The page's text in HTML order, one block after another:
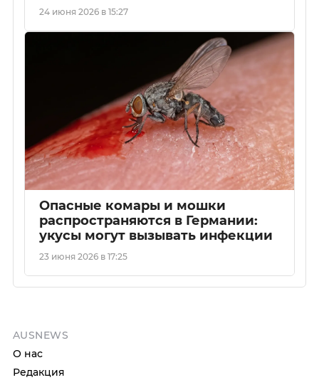
24 июня 2026 в 15:27
Опасные комары и мошки
распространяются в Германии:
укусы могут вызывать инфекции
23 июня 2026 в 17:25
AUSNEWS
О нас
Редакция